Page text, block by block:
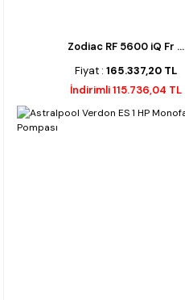
Zodiac RF 5600 iQ Fr ...
Fiyat : 165.337,20 TL
İndirimli 115.736,04 TL